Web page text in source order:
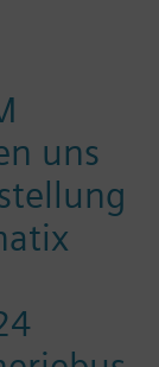
uns